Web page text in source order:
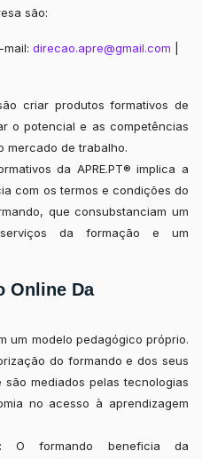
são:
direcao.apre@gmail.com
criar produtos formativos de
o potencial e as competências
mercado de trabalho.
da APRE.PT® implica a
com os termos e condições do
que consubstanciam um
da formação e um
Online Da
um modelo pedagógico próprio.
do formando e dos seus
mediados pelas tecnologias
no acesso à aprendizagem
O formando beneficia da